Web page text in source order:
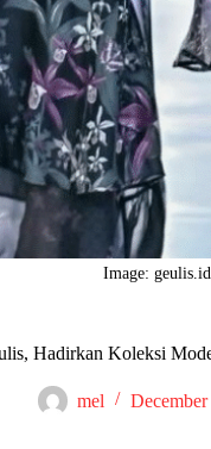
Image:
Hadirkan Koleksi
mel